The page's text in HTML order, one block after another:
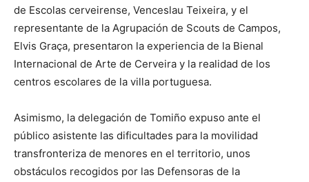
de Escolas cerveirense, Venceslau Teixeira, y el
representante de la Agrupación de Scouts de Campos,
Elvis Graça, presentaron la experiencia de la Bienal
Internacional de Arte de Cerveira y la realidad de los
centros escolares de la villa portuguesa.
Asimismo, la delegación de Tomiño expuso ante el
público asistente las dificultades para la movilidad
transfronteriza de menores en el territorio, unos
obstáculos recogidos por las Defensoras de la